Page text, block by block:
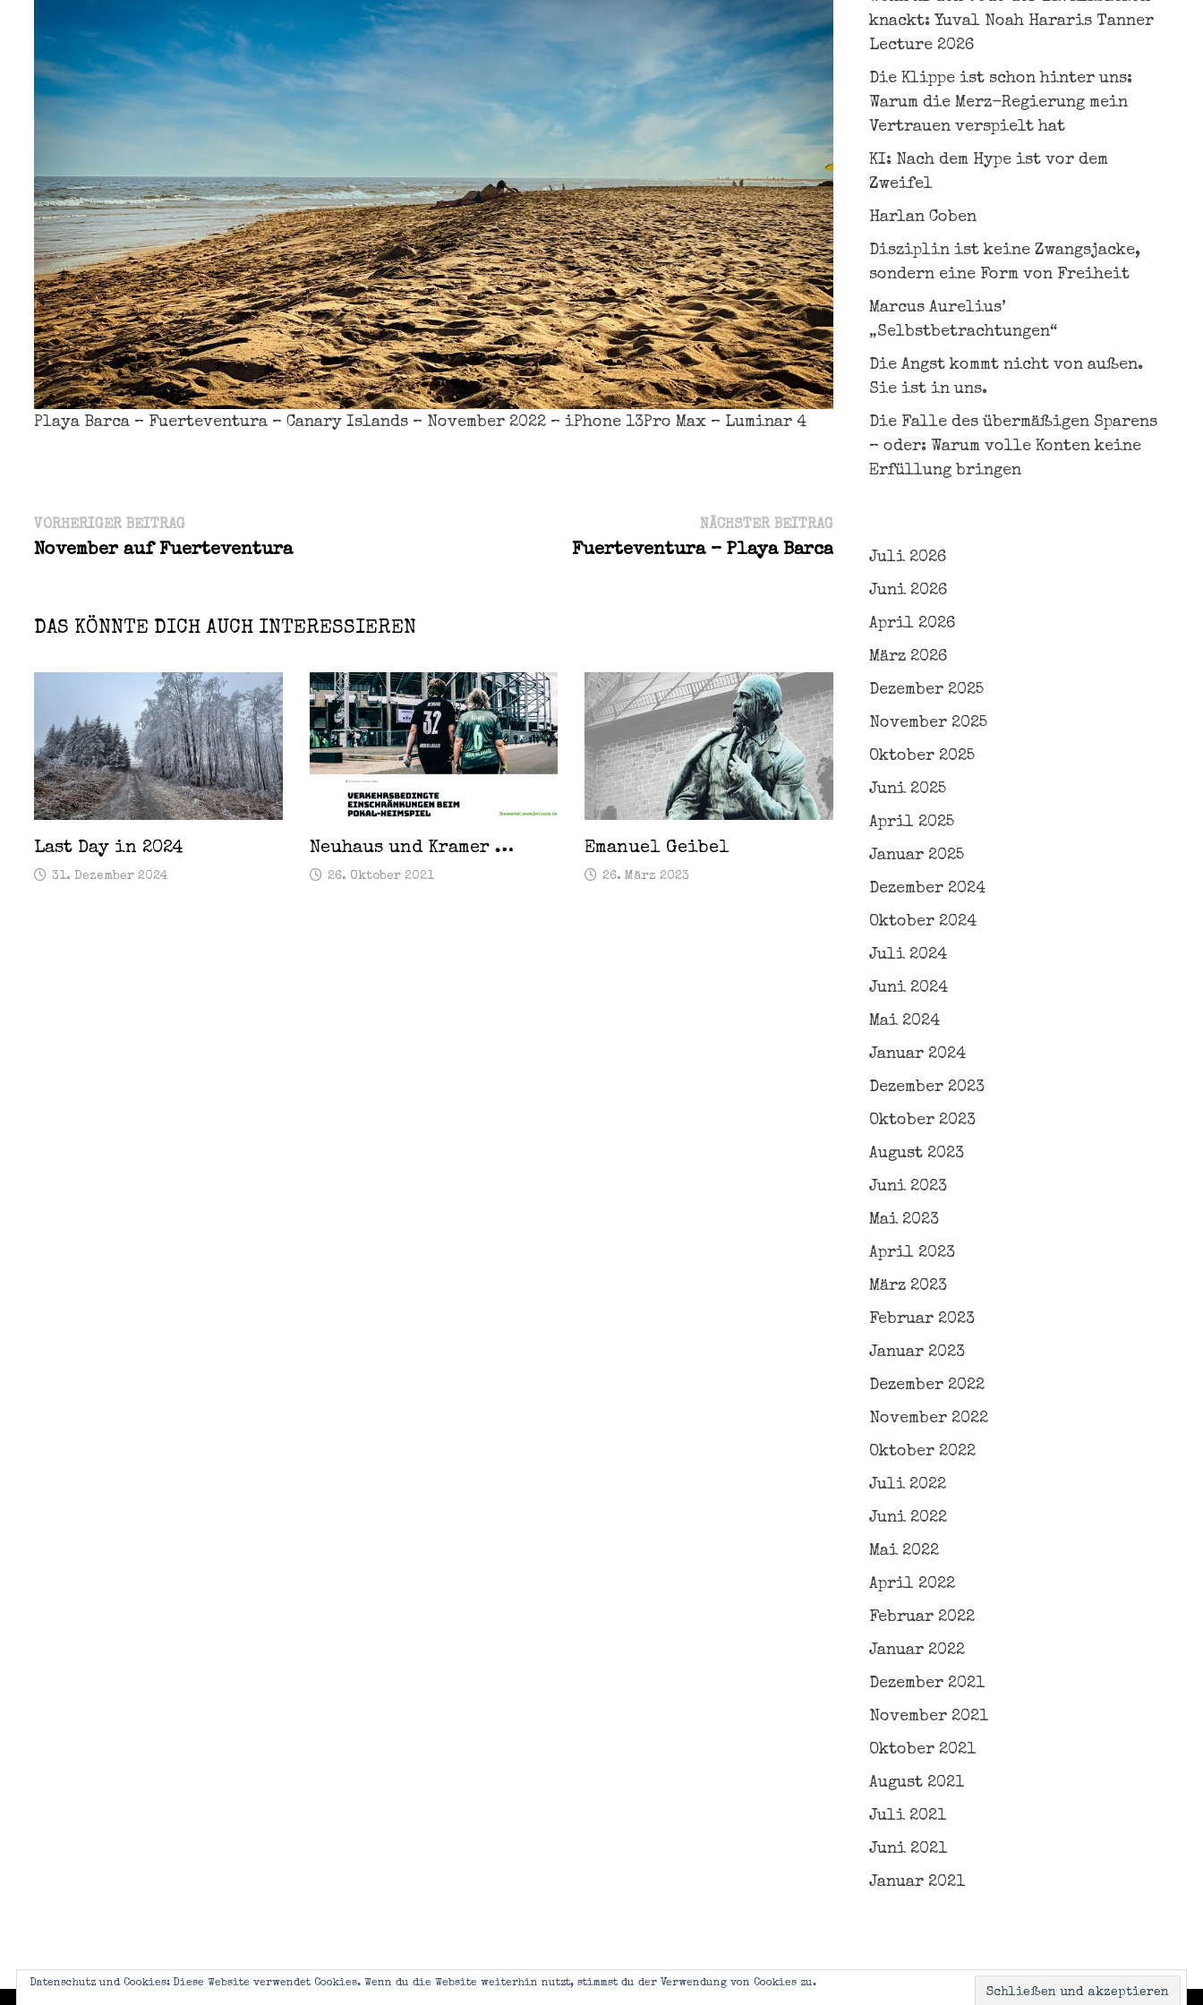
Playa Barca – Fuerteventura – Canary Islands – November 2022 – iPhone 13Pro Max – Luminar 4
Beitragsnavigation
VORHERIGER BEITRAGVorheriger
Beitrag:
November auf Fuerteventura
NÄCHSTER BEITRAGNächster
Beitrag:
Fuerteventura – Playa Barca
DAS KÖNNTE DICH AUCH INTERESSIEREN
Last Day in 2024
31. Dezember 2024
Neuhaus und Kramer …
26. Oktober 2021
Emanuel Geibel
26. März 2023
knackt: Yuval Noah Hararis Tanner
Lecture 2026
Die Klippe ist schon hinter uns:
Warum die Merz-Regierung mein
Vertrauen verspielt hat
KI: Nach dem Hype ist vor dem
Zweifel
Harlan Coben
Disziplin ist keine Zwangsjacke,
sondern eine Form von Freiheit
Marcus Aurelius’
„Selbstbetrachtungen“
Die Angst kommt nicht von außen.
Sie ist in uns.
Die Falle des übermäßigen Sparens
– oder: Warum volle Konten keine
Erfüllung bringen
Juli 2026
Juni 2026
April 2026
März 2026
Dezember 2025
November 2025
Oktober 2025
Juni 2025
April 2025
Januar 2025
Dezember 2024
Oktober 2024
Juli 2024
Juni 2024
Mai 2024
Januar 2024
Dezember 2023
Oktober 2023
August 2023
Juni 2023
Mai 2023
April 2023
März 2023
Februar 2023
Januar 2023
Dezember 2022
November 2022
Oktober 2022
Juli 2022
Juni 2022
Mai 2022
April 2022
Februar 2022
Januar 2022
Dezember 2021
November 2021
Oktober 2021
August 2021
Juli 2021
Juni 2021
Januar 2021
Datenschutz und Cookies: Diese Website verwendet Cookies. Wenn du die Website weiterhin nutzt, stimmst du der Verwendung von Cookies zu.